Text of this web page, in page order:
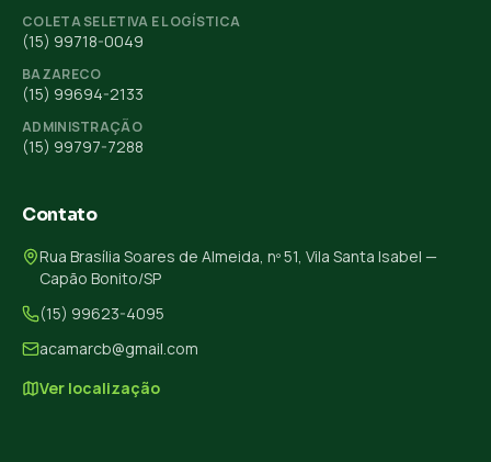
COLETA SELETIVA E LOGÍSTICA
(15) 99718-0049
BAZARECO
(15) 99694-2133
ADMINISTRAÇÃO
(15) 99797-7288
Contato
Rua Brasília Soares de Almeida, nº 51, Vila Santa Isabel —
Capão Bonito/SP
(15) 99623-4095
acamarcb@gmail.com
Ver localização